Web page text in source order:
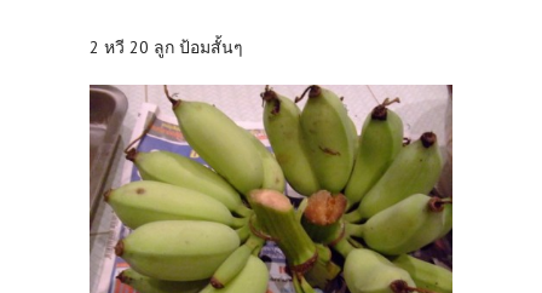
2 หวี 20 ลูก ป้อมสั้นๆ